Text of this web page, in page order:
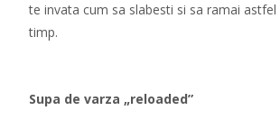
te invata cum sa slabesti si sa ramai
timp.
Supa de varza „reloaded”